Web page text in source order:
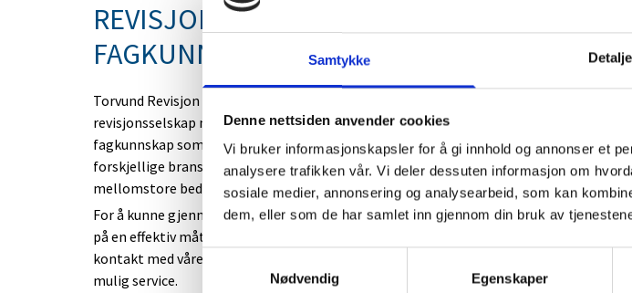
Samtykke
Denne nettsiden anvender cookies
Vi bruker informasjonskapsler for å gi innhold og annonser et
analysere trafikken vår. Vi deler dessuten informasjon om
sosiale medier, annonsering og analysearbeid, som kan
dem, eller som de har samlet inn gjennom din bruk av
Samtykkevalg
Nødvendig
Egenskaper
REVISJON OG
FAGKUNNSKAP I FOKUS!
Torvund Revisjon AS er et frittstående
revisjonsselskap med service, tilgjengelighet og
fagkunnskap som fokus. Kundene våre er i mange
forskjellige bransjer og er i hovedsak små og
mellomstore bedrifter.
For å kunne gjennomføre revisjonen av selskapene
på en effektiv måte ønsker vi god og personlig
kontakt med våre kunder og dermed yte kunden best
mulig service.
Årsregnskap og
Fusjon
Fisjon
Rådgivning & andre
Skatte- og avgifts
Økonomisk